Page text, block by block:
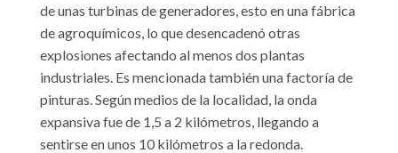
de unas turbinas de generadores, esto en una fábrica
de agroquímicos, lo que desencadenó otras
explosiones afectando al menos dos plantas
industriales. Es mencionada también una factoría de
pinturas. Según medios de la localidad, la onda
expansiva fue de 1,5 a 2 kilómetros, llegando a
sentirse en unos 10 kilómetros a la redonda.